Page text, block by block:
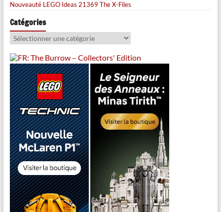
Nouveauté LEGO Ideas 21369 The X-Files
Catégories
Catégories